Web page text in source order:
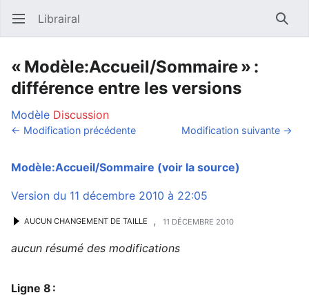
Ouvrir le menu principal Librairal
« Modèle:Accueil/Sommaire » :
différence entre les versions
Modèle Discussion
← Modification précédente Modification suivante →
Modèle:Accueil/Sommaire (voir la source)
Version du 11 décembre 2010 à 22:05
AUCUN CHANGEMENT DE TAILLE , 11 DÉCEMBRE 2010
aucun résumé des modifications
Ligne 8 :